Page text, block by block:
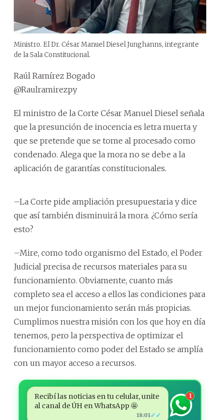
Ministro. El Dr. César Manuel Diesel Junghanns, integrante
de la Sala Constitucional.
Raúl Ramírez Bogado
@Raulramirezpy
El ministro de la Corte César Manuel Diesel señala
que la presunción de inocencia es letra muerta y
que se pretende que se tome al procesado como
condenado. Alega que la mora no se debe a la
aplicación de garantías constitucionales.
–La Corte pide ampliación presupuestaria y dice
que así también disminuirá la mora. ¿Cómo sería
esto?
–Mire, como todo organismo del Estado, el Poder
Judicial precisa de recursos materiales para su
funcionamiento. Obviamente, cuanto más
completo sea el acceso a ellos las condiciones para
un mejor funcionamiento serán más propicias.
Cumplimos nuestra misión con los que hoy en día
tenemos, pero la perspectiva de optimizar el
funcionamiento como poder del Estado se amplía
con un mayor acceso a recursos.
Recibí las noticias en tu celular, unite
al canal de ÚH en WhatsApp 🤩
18:01 ✓✓
1